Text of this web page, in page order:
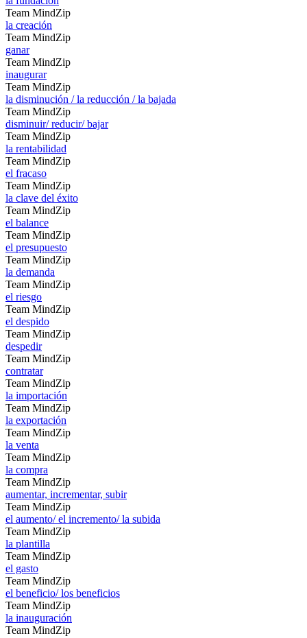
Team MindZip
la creación
Team MindZip
ganar
Team MindZip
inaugurar
Team MindZip
la disminución / la reducción / la bajada
Team MindZip
disminuir/ reducir/ bajar
Team MindZip
la rentabilidad
Team MindZip
el fracaso
Team MindZip
la clave del éxito
Team MindZip
el balance
Team MindZip
el presupuesto
Team MindZip
la demanda
Team MindZip
el riesgo
Team MindZip
el despido
Team MindZip
despedir
Team MindZip
contratar
Team MindZip
la importación
Team MindZip
la exportación
Team MindZip
la venta
Team MindZip
la compra
Team MindZip
aumentar, incrementar, subir
Team MindZip
el aumento/ el incremento/ la subida
Team MindZip
la plantilla
Team MindZip
el gasto
Team MindZip
el beneficio/ los beneficios
Team MindZip
la inauguración
Team MindZip